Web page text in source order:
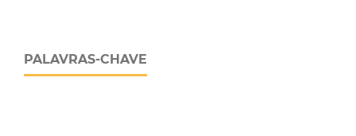
PALAVRAS-CHAVE